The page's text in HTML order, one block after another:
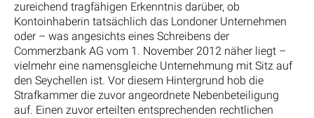
zureichend tragfähigen Erkenntnis darüber, ob
Kontoinhaberin tatsächlich das Londoner Unternehmen
oder – was angesichts eines Schreibens der
Commerzbank AG vom 1. November 2012 näher liegt –
vielmehr eine namensgleiche Unternehmung mit Sitz auf
den Seychellen ist. Vor diesem Hintergrund hob die
Strafkammer die zuvor angeordnete Nebenbeteiligung
auf. Einen zuvor erteilten entsprechenden rechtlichen